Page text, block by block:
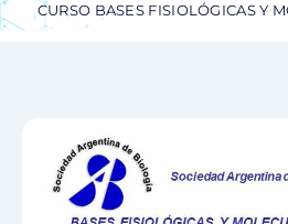
CURSO BASES FISIOLÓGICAS Y